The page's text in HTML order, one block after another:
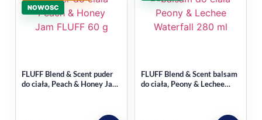
NOWOSC
FLUFF Blend & Scent puder
do ciała, Peach & Honey Jam
FLUFF Blend & Scent balsam
do ciała, Peony & Lechee